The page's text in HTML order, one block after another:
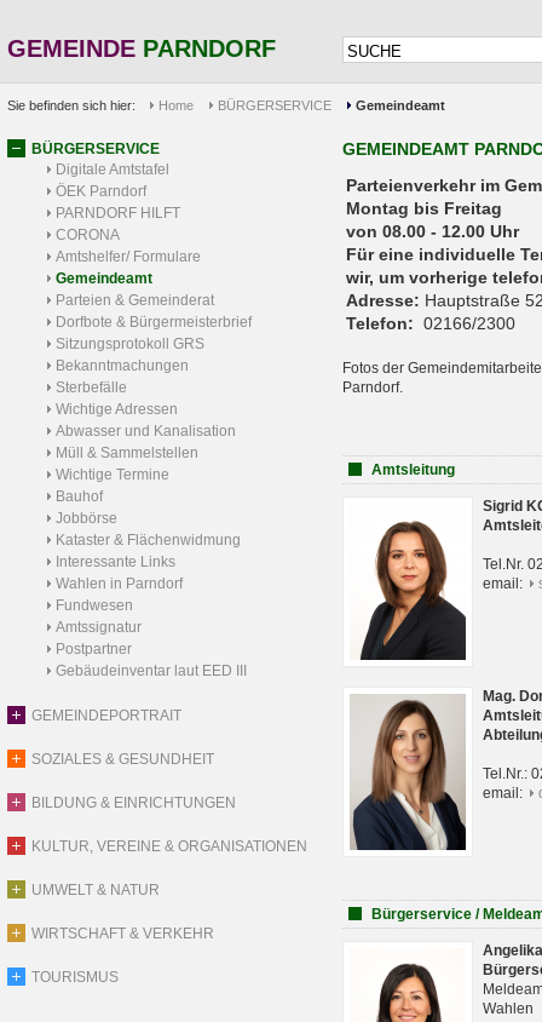
GEMEINDE PARNDORF
Sie befinden sich hier: Home BÜRGERSERVICE Gemeindeamt
BÜRGERSERVICE
Digitale Amtstafel
ÖEK Parndorf
PARNDORF HILFT
CORONA
Amtshelfer/ Formulare
Gemeindeamt
Parteien & Gemeinderat
Dorfbote & Bürgermeisterbrief
Sitzungsprotokoll GRS
Bekanntmachungen
Sterbefälle
Wichtige Adressen
Abwasser und Kanalisation
Müll & Sammelstellen
Wichtige Termine
Bauhof
Jobbörse
Kataster & Flächenwidmung
Interessante Links
Wahlen in Parndorf
Fundwesen
Amtssignatur
Postpartner
Gebäudeinventar laut EED III
GEMEINDEPORTRAIT
SOZIALES & GESUNDHEIT
BILDUNG & EINRICHTUNGEN
KULTUR, VEREINE & ORGANISATIONEN
UMWELT & NATUR
WIRTSCHAFT & VERKEHR
TOURISMUS
GEMEINDEAMT
Parteienverkehr
Montag bis Freitag
von 08.00 - 12.00 Uhr
Für eine individuelle
wir, um vorherige
Adresse: Hauptstraße
Telefon: 02166/2300
Fotos der
Parndorf.
Amtsleitung
Sigrid
Tel.Nr.
email:
Mag.
Tel.Nr.:
email:
Bürgerservice /
Wahlen